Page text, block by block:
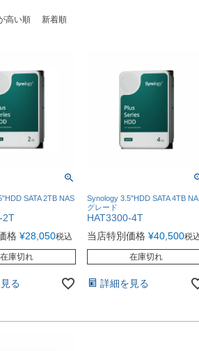
高い順 新着順
SATA 2TB NAS
2T
格 ¥28,050税込
在庫切れ
る
Synology 3.5"HDD SATA 4TB
グレード
HAT3300-4T
当店特別価格 ¥40,500税
在庫切れ
詳細を見る